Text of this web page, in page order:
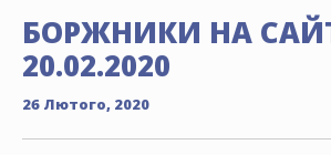
БОРЖНИКИ НА
20.02.2020
26 Лютого, 2020